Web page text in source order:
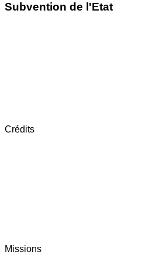
Subvention de l'Etat
Crédits
Missions